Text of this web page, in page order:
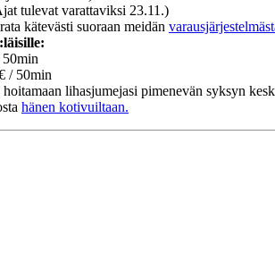
tulevat varattaviksi 23.11.)
kätevästi suoraan meidän
/ 50min
lihasjumejasi pimenevän syksyn
hänen kotivuiltaan.